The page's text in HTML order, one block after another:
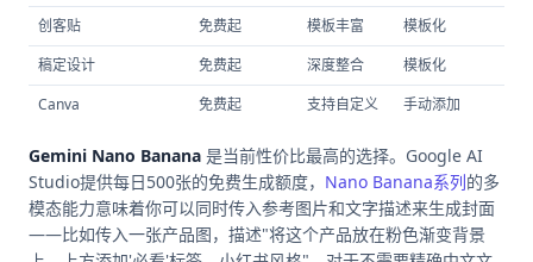
创客贴
免费起 模板丰富 模板化
稿定设计
免费起 深度整合 模板化
Canva
免费起 支持自定义 手动添加
Gemini Nano Banana 是当前性价比最高的选择。Google AI
Studio提供每日500张的免费生成额度， Nano Banana系列的多
模态能力意味着你可以同时传入参考图片和文字描述来生成封面
——比如传入一张产品图，描述"将这个产品放在粉色渐变背景